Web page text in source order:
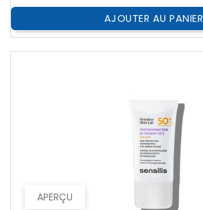
AJOUTER AU PANIER
APERÇU